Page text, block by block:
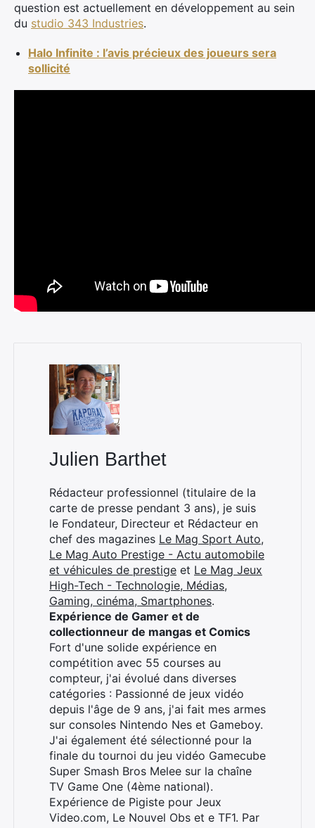
question est actuellement en développement au sein
du studio 343 Industries.
Halo Infinite : l’avis précieux des joueurs sera
sollicité
Julien Barthet
Rédacteur professionnel (titulaire de la
carte de presse pendant 3 ans), je suis
le Fondateur, Directeur et Rédacteur en
chef des magazines Le Mag Sport Auto,
Le Mag Auto Prestige - Actu automobile
et véhicules de prestige et Le Mag Jeux
High-Tech - Technologie, Médias,
Gaming, cinéma, Smartphones.
Expérience de Gamer et de
collectionneur de mangas et Comics
Fort d'une solide expérience en
compétition avec 55 courses au
compteur, j'ai évolué dans diverses
catégories : Passionné de jeux vidéo
depuis l'âge de 9 ans, j'ai fait mes armes
sur consoles Nintendo Nes et Gameboy.
J'ai également été sélectionné pour la
finale du tournoi du jeu vidéo Gamecube
Super Smash Bros Melee sur la chaîne
TV Game One (4ème national).
Expérience de Pigiste pour Jeux
Video.com, Le Nouvel Obs et e TF1. Par